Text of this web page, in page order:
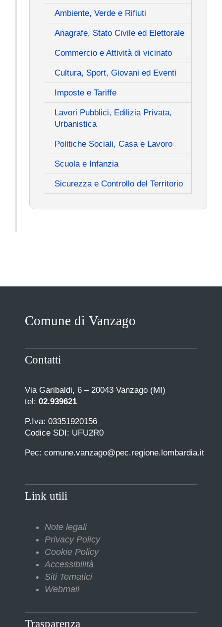
Ambiente, Verde e Rifiuti
Anagrafe, Stato Civile ed Elettorale
Commercio e Attività di vicinato
Cultura, Sport, Giovani ed Eventi
Imposte e Tariffe
Lavori Pubblici, Edilizia Privata,
Urbanistica
Politiche Sociali, Casa e Lavoro
Scuola e Infanzia
Sicurezza e Controllo del Territorio
Comune di Vanzago
Contatti
Via Garibaldi, 6 – 20043 Vanzago (MI)
tel: 02.939621
P.Iva: 03351920156
Codice SDI: UFU2R0
Pec: comune.vanzago@pec.regione.lombardia.it
Link utili
Note legali
Privacy Policy
Cookie Policy
Accessibilità
Siti Tematici
Webmail
Trasparenza